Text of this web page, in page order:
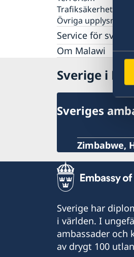
Trafiksäkerhet
Övriga upplysningar
Service för
Anmäla
Om Malawi
Sverige i
Sveriges
Zimbabwe,
Sverige har
i världen. I
ambassader och
av drygt 100